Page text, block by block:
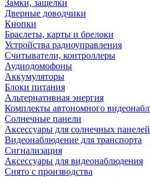
Замки, защелки
Дверные доводчики
Кнопки
Браслеты, карты и брелоки
Устройства радиоуправления
Считыватели, контроллеры
Аудиодомофоны
Аккумуляторы
Блоки питания
Альтернативная энергия
Комплекты автономного
Солнечные панели
Аксессуары для солнечных панелей
Видеонаблюдение для транспорта
Сигнализация
Аксессуары для видеонаблюдения
Снято с производства